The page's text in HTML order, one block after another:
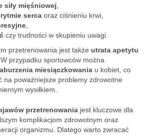
siły mięśniowej
serca oraz ciśnieniu krwi,
czy trudności w skupieniu uwagi.
przetrenowania jest także utrata apetytu
przypadku sportowców można
miesiączkowania u kobiet, co
na poważniejsze problemy zdrowotne
wysiłkiem.
przetrenowania jest kluczowe dla
komplikacjom zdrowotnym oraz
organizmu. Dlatego warto zwracać